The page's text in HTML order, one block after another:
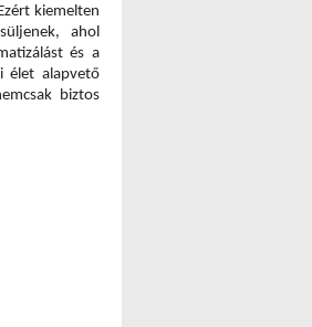
kiemelten
ahol
és a
élet alapvető
biztos